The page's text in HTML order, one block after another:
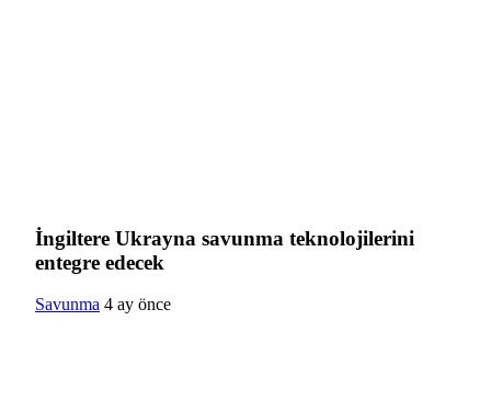
İngiltere Ukrayna savunma teknolojilerini
entegre edecek
Savunma 4 ay önce